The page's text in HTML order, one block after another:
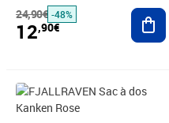
24,90€ -48%
12,90€
Prix barré 100,00€
Prix 90,81€